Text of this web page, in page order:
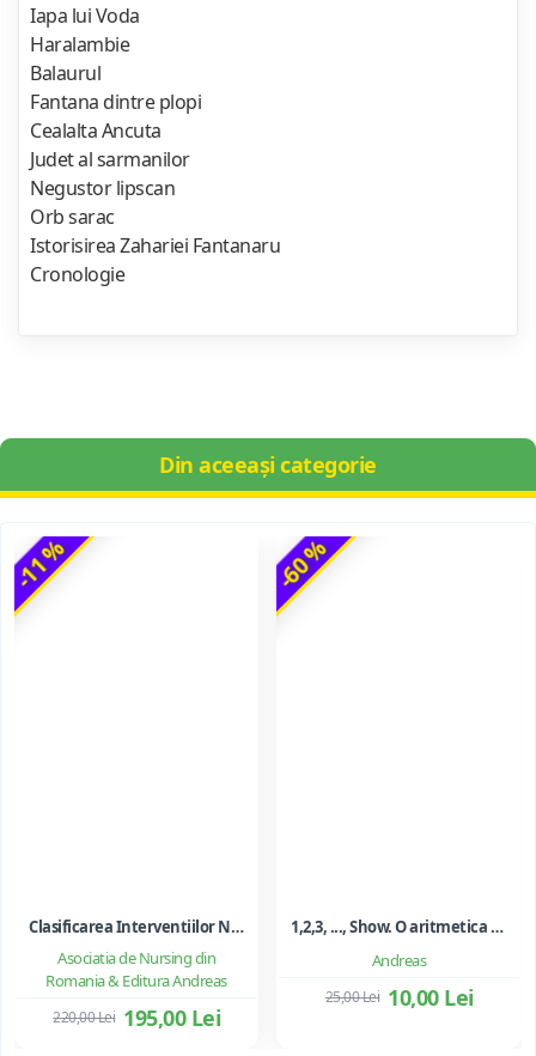
Iapa lui Voda
Haralambie
Balaurul
Fantana dintre plopi
Cealalta Ancuta
Judet al sarmanilor
Negustor lipscan
Orb sarac
Istorisirea Zahariei Fantanaru
Cronologie
Din aceeași categorie
-11 %
Asociatia de Nursing din
Romania & Editura Andreas
Clasificarea Interventiilor Nursing (NIC)
195,00 Lei
220,00 Lei
-60 %
Andreas
1,2,3, ..., Show. O aritmetica emotionala, o poezie a matematicii - Ioan Dancila
10,00 Lei
25,00 Lei